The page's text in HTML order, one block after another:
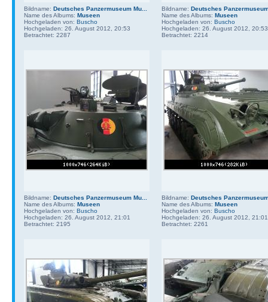
Bildname: Deutsches Panzermuseum Mu...
Name des Albums: Museen
Hochgeladen von: Buscho
Hochgeladen: 26. August 2012, 20:53
Betrachtet: 2287
Bildname: Deutsches
Name des Albums: Museen
Hochgeladen von: Buscho
Hochgeladen: 26. August 2012, 20:53
Betrachtet: 2214
Bildname: Deutsches Panzermuseum Mu...
Name des Albums: Museen
Hochgeladen von: Buscho
Hochgeladen: 26. August 2012, 21:01
Betrachtet: 2195
Bildname: Deutsches
Name des Albums: Museen
Hochgeladen von: Buscho
Hochgeladen: 26. August 2012, 21:01
Betrachtet: 2261